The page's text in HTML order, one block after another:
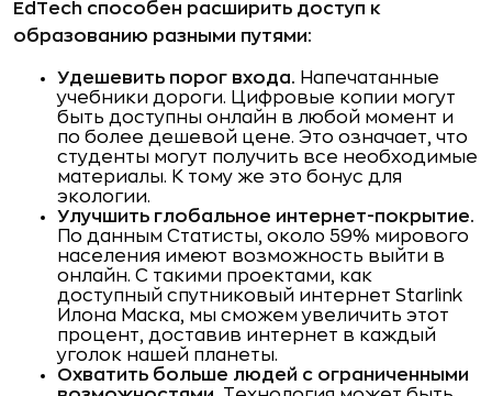
EdTech способен расширить доступ к
образованию разными путями:
Удешевить порог входа. Напечатанные
учебники дороги. Цифровые копии могут
быть доступны онлайн в любой момент и
по более дешевой цене. Это означает, что
студенты могут получить все необходимые
материалы. К тому же это бонус для
экологии.
Улучшить глобальное интернет-покрытие.
По данным Статисты, около 59% мирового
населения имеют возможность выйти в
онлайн. С такими проектами, как
доступный спутниковый интернет Starlink
Илона Маска, мы сможем увеличить этот
процент, доставив интернет в каждый
уголок нашей планеты.
Охватить больше людей с ограниченными